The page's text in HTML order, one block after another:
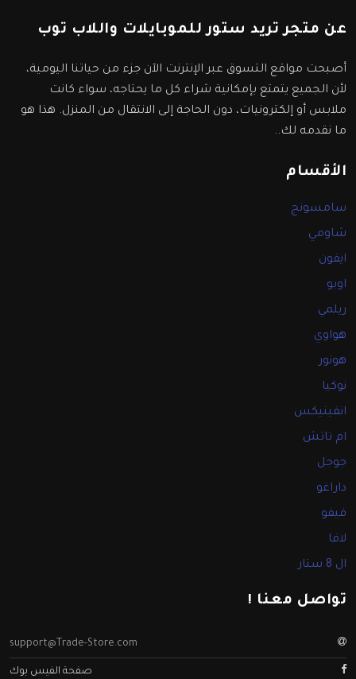
عن متجر تريد ستور للموبايلات واللاب توب
أصبحت مواقع التسوق عبر الإنترنت الآن جزء من حياتنا اليومية،
لأن الجميع يتمتع بإمكانية شراء كل ما يحتاجه، سواء كانت
ملابس أو إلكترونيات، دون الحاجة إلى الانتقال من المنزل. هذا هو
ما نقدمه لك..
الأقسام
سامسونج
شاومي
ايفون
اوبو
ريلمي
هواوي
هونور
نوكيا
انفينيكس
ام تاتش
جوجل
داراغو
فيفو
لافا
ال 8 ستار
تواصل معنا !
support@Trade-Store.com
صفحة الفيس بوك